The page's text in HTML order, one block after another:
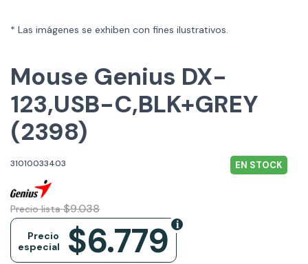
* Las imágenes se exhiben con fines ilustrativos.
Mouse Genius DX-
123,USB-C,BLK+GREY
(2398)
31010033403 EN STOCK
Precio lista $9.038
$6.779
Precio
especial